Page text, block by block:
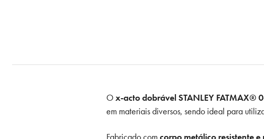
Ox-acto dobrável STANLEY FATMAX®
em materiais diversos, sendo ideal para